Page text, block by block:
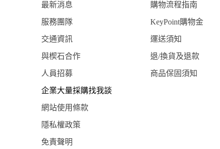
最新消息 購物流程指南
服務團隊 KeyPoint購物金
交通資訊 運送須知
與楔石合作 退/換貨及退款
人員招募 商品保固須知
企業大量採購找我談
網站使用條款
隱私權政策
免責聲明